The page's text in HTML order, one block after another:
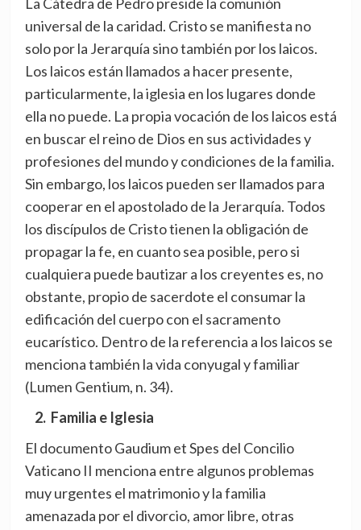
universal de la caridad. Cristo se manifiesta no
solo por la Jerarquía sino también por los laicos.
Los laicos están llamados a hacer presente,
particularmente, la iglesia en los lugares donde
ella no puede. La propia vocación de los laicos está
en buscar el reino de Dios en sus actividades y
profesiones del mundo y condiciones de la familia.
Sin embargo, los laicos pueden ser llamados para
cooperar en el apostolado de la Jerarquía. Todos
los discípulos de Cristo tienen la obligación de
propagar la fe, en cuanto sea posible, pero si
cualquiera puede bautizar a los creyentes es, no
obstante, propio de sacerdote el consumar la
edificación del cuerpo con el sacramento
eucarístico. Dentro de la referencia a los laicos se
menciona también la vida conyugal y familiar
(Lumen Gentium, n. 34).
2. Familia e Iglesia
El documento Gaudium et Spes del Concilio
Vaticano II menciona entre algunos problemas
muy urgentes el matrimonio y la familia
amenazada por el divorcio, amor libre, otras